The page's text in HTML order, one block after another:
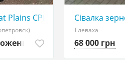
Plains CPH-2000 Сівалка
Глеваха
68 000 грн